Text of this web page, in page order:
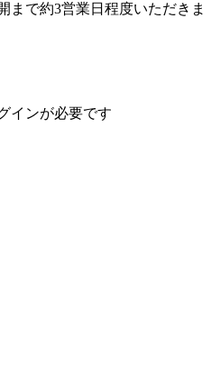
まで約3営業日程度いただきま
インが必要です